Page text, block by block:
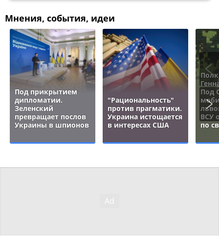
Мнения, события, идеи
Под прикрытием
дипломатии.
Зеленский
превращает послов
Украины в шпионов
"Рациональность"
против прагматики.
Украина истощается
в интересах США
Под
ВСУ
по